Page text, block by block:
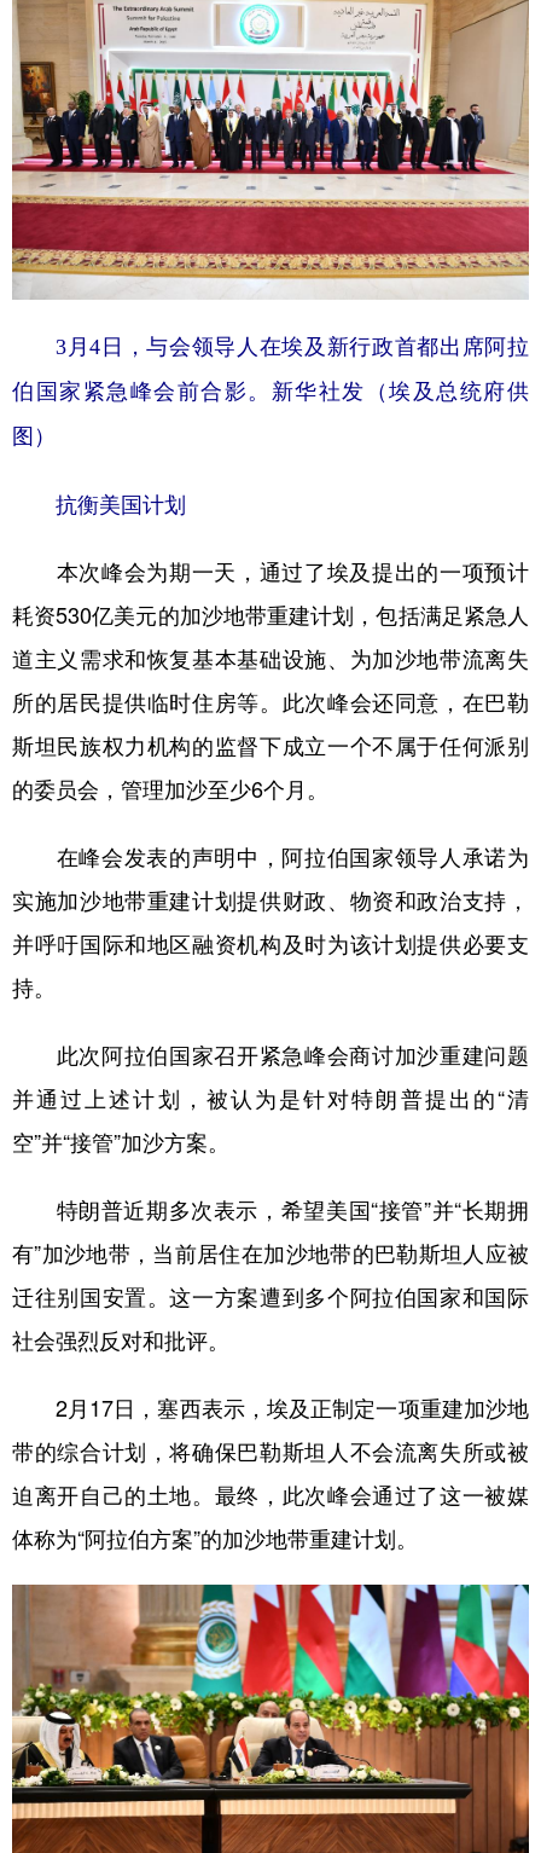
地方频道
天津 河北
辽宁 吉林 上海 江苏
浙江 安徽 福建 江西
山东
广西 海南 重庆
四川 贵州 云南 西藏
陕西 甘肃 青海 宁夏
English Español Français عربى
Русский язык 日本語 한국어
3月4日，与会领导人在埃及新行政首都出席阿拉
伯国家紧急峰会前合影。新华社发（埃及总统府供
图）
抗衡美国计划
本次峰会为期一天，通过了埃及提出的一项预计
耗资530亿美元的加沙地带重建计划，包括满足紧急人
道主义需求和恢复基本基础设施、为加沙地带流离失
所的居民提供临时住房等。此次峰会还同意，在巴勒
斯坦民族权力机构的监督下成立一个不属于任何派别
的委员会，管理加沙至少6个月。
在峰会发表的声明中，阿拉伯国家领导人承诺为
实施加沙地带重建计划提供财政、物资和政治支持，
并呼吁国际和地区融资机构及时为该计划提供必要支
持。
此次阿拉伯国家召开紧急峰会商讨加沙重建问题
并通过上述计划，被认为是针对特朗普提出的“清
空”并“接管”加沙方案。
特朗普近期多次表示，希望美国“接管”并“长期拥
有”加沙地带，当前居住在加沙地带的巴勒斯坦人应被
迁往别国安置。这一方案遭到多个阿拉伯国家和国际
社会强烈反对和批评。
2月17日，塞西表示，埃及正制定一项重建加沙地
带的综合计划，将确保巴勒斯坦人不会流离失所或被
迫离开自己的土地。最终，此次峰会通过了这一被媒
体称为“阿拉伯方案”的加沙地带重建计划。